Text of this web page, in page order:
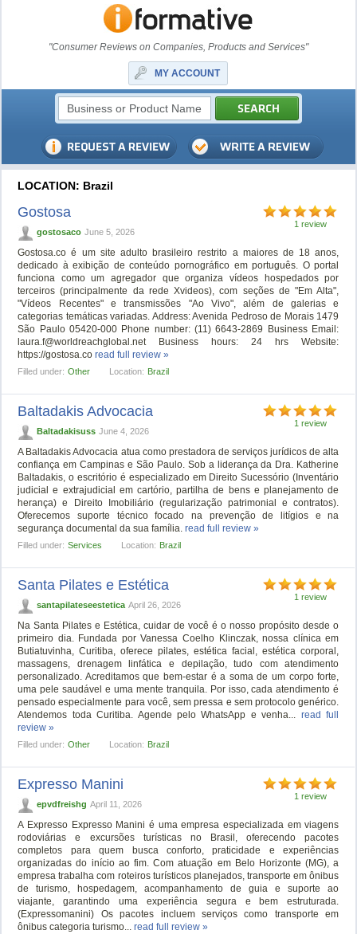
"Consumer Reviews on Companies, Products and Services"
MY ACCOUNT
LOCATION: Brazil
1 review
Gostosa
gostosaco June 5, 2026
Gostosa.co é um site adulto brasileiro restrito a maiores de 18 anos,
dedicado à exibição de conteúdo pornográfico em português. O portal
funciona como um agregador que organiza vídeos hospedados por
terceiros (principalmente da rede Xvideos), com seções de "Em Alta",
"Vídeos Recentes" e transmissões "Ao Vivo", além de galerias e
categorias temáticas variadas. Address: Avenida Pedroso de Morais 1479
São Paulo 05420-000 Phone number: (11) 6643-2869 Business Email:
laura.f@worldreachglobal.netBusiness hours: 24 hrs Website:
https://gostosa.coread full review »
Filled under: Other Location: Brazil
1 review
Baltadakis Advocacia
Baltadakisuss June 4, 2026
A Baltadakis Advocacia atua como prestadora de serviços jurídicos de alta
confiança em Campinas e São Paulo. Sob a liderança da Dra. Katherine
Baltadakis, o escritório é especializado em Direito Sucessório (Inventário
judicial e extrajudicial em cartório, partilha de bens e planejamento de
herança) e Direito Imobiliário (regularização patrimonial e contratos).
Oferecemos suporte técnico focado na prevenção de litígios e na
segurança documental da sua família.read full review »
Filled under: Services Location: Brazil
1 review
Santa Pilates e Estética
santapilateseestetica April 26, 2026
Na Santa Pilates e Estética, cuidar de você é o nosso propósito desde o
primeiro dia. Fundada por Vanessa Coelho Klinczak, nossa clínica em
Butiatuvinha, Curitiba, oferece pilates, estética facial, estética corporal,
massagens, drenagem linfática e depilação, tudo com atendimento
personalizado. Acreditamos que bem-estar é a soma de um corpo forte,
uma pele saudável e uma mente tranquila. Por isso, cada atendimento é
pensado especialmente para você, sem pressa e sem protocolo genérico.
Atendemos toda Curitiba. Agende pelo WhatsApp e venha... read full
review »
Filled under: Other Location: Brazil
1 review
Expresso Manini
epvdfreishg April 11, 2026
A Expresso Expresso Manini é uma empresa especializada em viagens
rodoviárias e excursões turísticas no Brasil, oferecendo pacotes
completos para quem busca conforto, praticidade e experiências
organizadas do início ao fim. Com atuação em Belo Horizonte (MG), a
empresa trabalha com roteiros turísticos planejados, transporte em ônibus
de turismo, hospedagem, acompanhamento de guia e suporte ao
viajante, garantindo uma experiência segura e bem estruturada.
(Expressomanini) Os pacotes incluem serviços como transporte em
ônibus categoria turismo...read full review »